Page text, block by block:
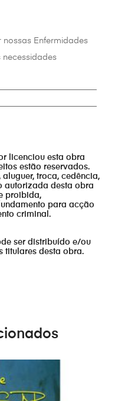
nossas Enfermidades
necessidades
licenciou esta obra
estão reservados.
troca, cedência,
autorizada desta obra
proibida,
para acção
criminal.
ser distribuído e/ou
titulares desta obra.